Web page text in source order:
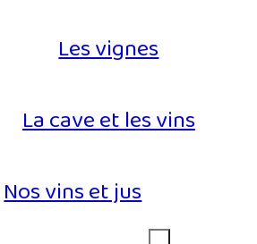
Les vignes
La cave et les vins
Nos vins et jus